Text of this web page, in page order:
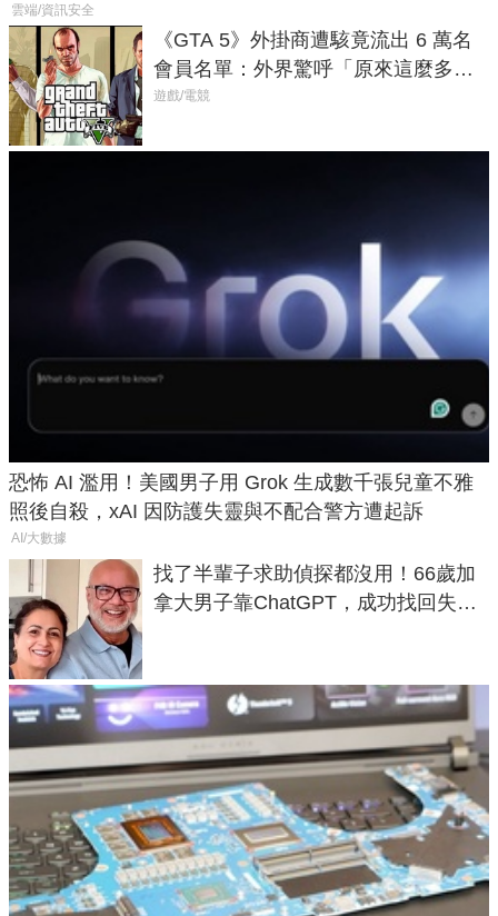
雲端/資訊安全
《GTA 5》外掛商遭駭竟流出 6 萬名
會員名單：外界驚呼「原來這麼多人
在開掛！」
遊戲/電競
恐怖 AI 濫用！美國男子用 Grok 生成數千張兒童不雅
照後自殺，xAI 因防護失靈與不配合警方遭起訴
AI/大數據
找了半輩子求助偵探都沒用！66歲加
拿大男子靠ChatGPT，成功找回失散